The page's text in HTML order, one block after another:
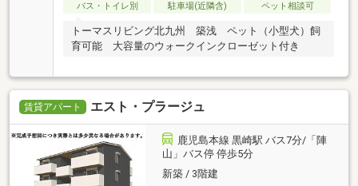
バス・トイレ別
駐車場(近隣含) ペット相談可
トーマスリビング北九州 築浅 ペット（小型犬）飼
育可能 大容量のウォークインクローゼット付き
賃貸アパート エスト・プラージュ
鹿児島本線 黒崎駅 バス7分/「陣
山」バス停 停歩5分
新築 / 3階建